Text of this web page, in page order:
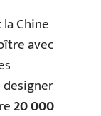
Chine
avec
designer
20 000